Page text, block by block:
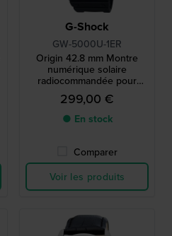
G-Shock
GW-5000U-1ER
Origin 42.8 mm Montre
numérique solaire
radiocommandée pour
homme
299,00 €
● En stock
Comparer
Voir les produits